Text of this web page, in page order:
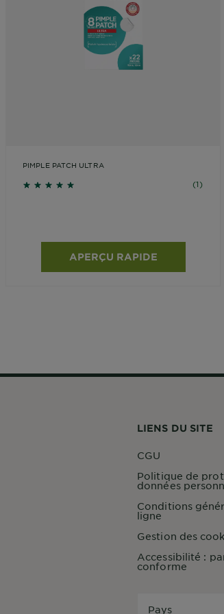
DIAGNOSTICS
ENGAGEMENTS
l'ingrédient
Garnier x
magazine
PIMPLE PATCH ULTRA
5 sur 5 étoiles basé sur les avis (1)
APERÇU RAPIDE
LIENS DU SITE
CGU
Politique de
données
Conditions
ligne
Gestion des
Accessibilité :
conforme
Pays